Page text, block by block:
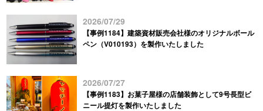
2026/07/29
【事例1184】建築資材販売会社様のオリジナルボール
ペン（V010193）を製作いたしました
2026/07/27
【事例1183】お菓子屋様の店舗装飾として9号長型ビ
ニール提灯を製作いたしました